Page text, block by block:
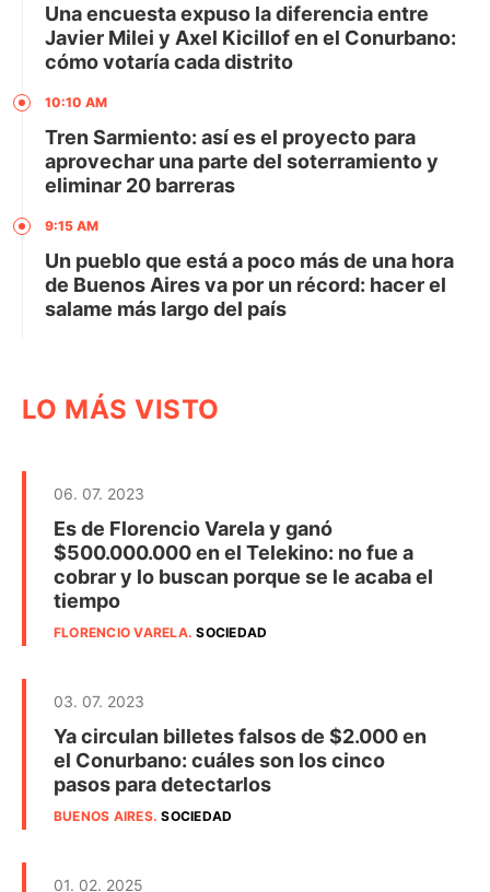
Una encuesta expuso la diferencia entre
Javier Milei y Axel Kicillof en el Conurbano:
cómo votaría cada distrito
10:10 AM
Tren Sarmiento: así es el proyecto para
aprovechar una parte del soterramiento y
eliminar 20 barreras
9:15 AM
Un pueblo que está a poco más de una hora
de Buenos Aires va por un récord: hacer el
salame más largo del país
LO MÁS VISTO
06. 07. 2023
Es de Florencio Varela y ganó
$500.000.000 en el Telekino: no fue a
cobrar y lo buscan porque se le acaba el
tiempo
FLORENCIO VARELA.SOCIEDAD
03. 07. 2023
Ya circulan billetes falsos de $2.000 en
el Conurbano: cuáles son los cinco
pasos para detectarlos
BUENOS AIRES.SOCIEDAD
01. 02. 2025